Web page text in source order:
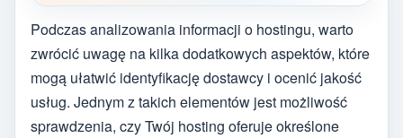
Podczas analizowania informacji o hostingu, warto
zwrócić uwagę na kilka dodatkowych aspektów, które
mogą ułatwić identyfikację dostawcy i ocenić jakość
usług. Jednym z takich elementów jest możliwość
sprawdzenia, czy Twój hosting oferuje określone